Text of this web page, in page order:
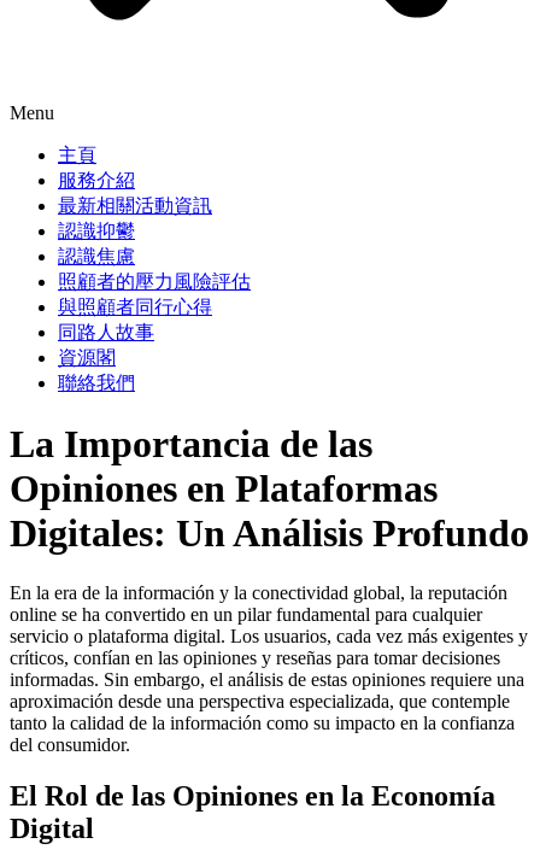
Menu
主頁
服務介紹
最新相關活動資訊
認識抑鬱
認識焦慮
照顧者的壓力風險評估
與照顧者同行心得
同路人故事
資源閣
聯絡我們
La Importancia de las
Opiniones en Plataformas
Digitales: Un Análisis Profundo
En la era de la información y la conectividad global, la reputación
online se ha convertido en un pilar fundamental para cualquier
servicio o plataforma digital. Los usuarios, cada vez más exigentes y
críticos, confían en las opiniones y reseñas para tomar decisiones
informadas. Sin embargo, el análisis de estas opiniones requiere una
aproximación desde una perspectiva especializada, que contemple
tanto la calidad de la información como su impacto en la confianza
del consumidor.
El Rol de las Opiniones en la Economía
Digital